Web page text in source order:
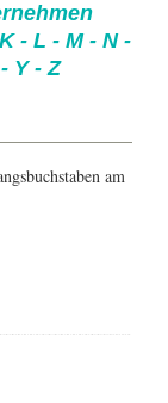
K - L - M - N -
- Y -Z
am